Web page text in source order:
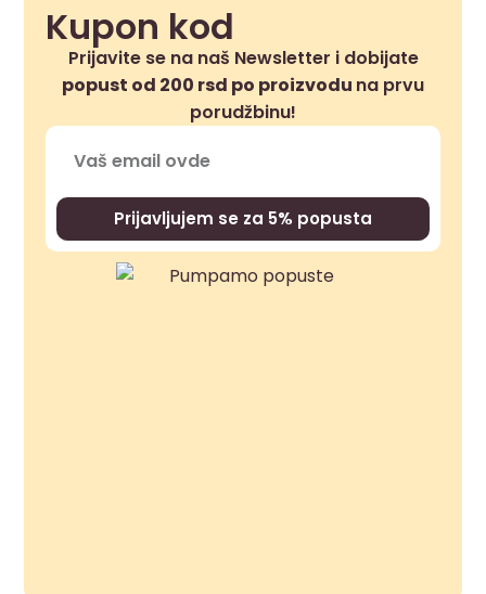
Kupon kod
Prijavite se na naš Newsletter i dobijate
popust od 200 rsd po proizvodu na prvu
porudžbinu!
Prijavljujem se za 5% popusta